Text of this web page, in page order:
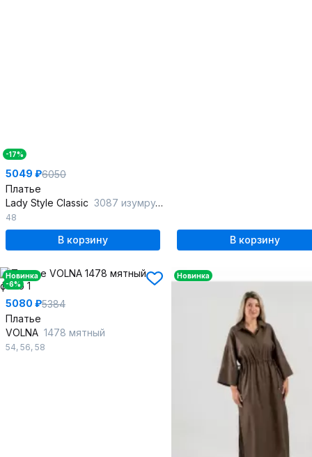
-17%
5049 ₽6050
Платье
Lady Style Classic 3087 изумрудный
48
В корзину В корзину
Новинка
-6%
5080 ₽5384
Платье
VOLNA 1478 мятный
54, 56, 58
Новинка